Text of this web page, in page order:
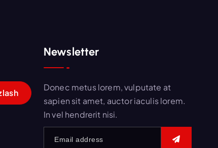
Newsletter
Donec metus lorem, vulputate at
sapien sit amet, auctor iaculis lorem.
In vel hendrerit nisi.